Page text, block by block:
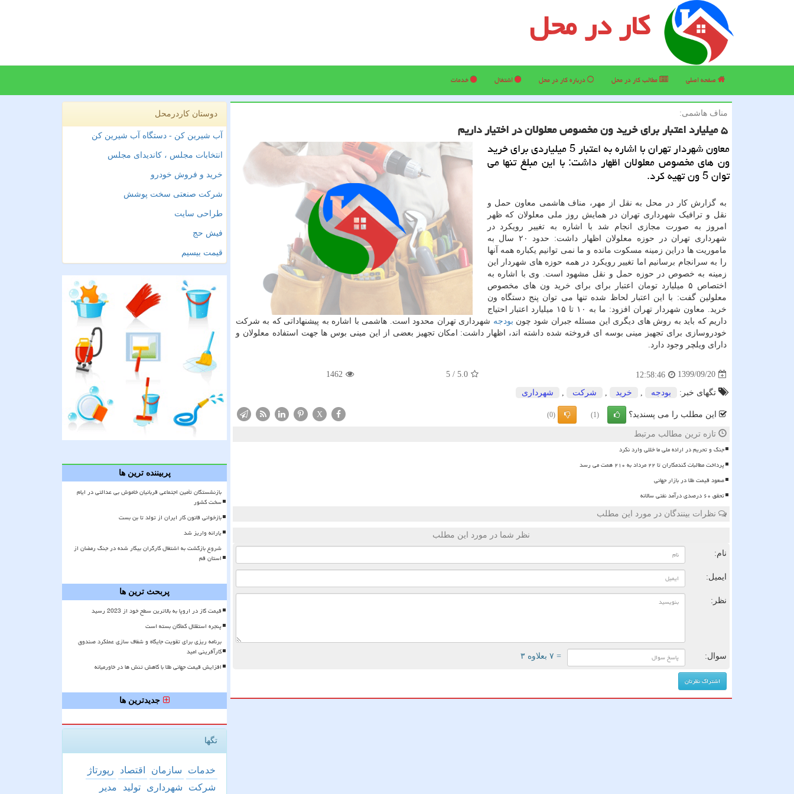
کار در محل
صفحه اصلی مطالب كار در محل درباره كار در محل اشتغال خدمات
مناف هاشمی:
۵ میلیارد اعتبار برای خرید ون مخصوص معلولان در اختیار داریم
معاون شهردار تهران با اشاره به اعتبار 5 میلیاردی برای خرید
ون های مخصوص معلولان اظهار داشت: با این مبلغ تنها می
توان 5 ون تهیه کرد.
به گزارش کار در محل به نقل از مهر، مناف هاشمی معاون حمل و
نقل و ترافیک شهرداری تهران در همایش روز ملی معلولان که ظهر
امروز به صورت مجازی انجام شد با اشاره به تغییر رویکرد در
شهرداری تهران در حوزه معلولان اظهار داشت: حدود ۲۰ سال به
ماموریت ها دراین زمینه مسکوت مانده و ما نمی توانیم یکباره همه آنها
را به سرانجام برسانیم اما تغییر رویکرد در همه حوزه های شهردار این
زمینه به خصوص در حوزه حمل و نقل مشهود است. وی با اشاره به
اختصاص ۵ میلیارد تومان اعتبار برای برای خرید ون های مخصوص
معلولین گفت: با این اعتبار لحاظ شده تنها می توان پنج دستگاه ون
خرید. معاون شهردار تهران افزود: ما به ۱۰ تا ۱۵ میلیارد اعتبار احتیاج
داریم که باید به روش های دیگری این مسئله جبران شود چون بودجه شهرداری تهران محدود است. هاشمی با اشاره به پیشنهاداتی که به شرکت
خودروسازی برای تجهیز مینی بوسه ای فروخته شده داشته اند، اظهار داشت: امکان تجهیز بعضی از این مینی بوس ها جهت استفاده معلولان و
دارای ویلچر وجود دارد.
1399/09/20
12:58:46
5.0
/
5
1462
تگهای خبر: بودجه خرید شركت شهرداری
این مطلب را می پسندید؟ (1)
(0)
X
تازه ترین مطالب مرتبط
جنگ و تحریم در اراده ملی ما خللی وارد نکرد
پرداخت مطالبات گندمکاران تا ۲۲ مرداد به ۲۱۰ همت می رسد
صعود قیمت طلا در بازار جهانی
تحقق ۶۰ درصدی درآمد نفتی سالانه
نظرات بینندگان در مورد این مطلب
نظر شما در مورد این مطلب
نام:
ایمیل:
نظر:
سوال: = ۷ بعلاوه ۳
دوستان کاردرمحل
آب شیرین کن - دستگاه آب شیرین کن
انتخابات مجلس ، کاندیدای مجلس
خرید و فروش خودرو
شرکت صنعتی سخت پوشش
طراحی سایت
فیش حج
قیمت بیسیم
پربیننده ترین ها
بازنشستگان تأمین اجتماعی قربانیان خاموش بی عدالتی در ایام
سخت کشور
بازخوانی قانون کار ایران از تولد تا بن بست
یارانه واریز شد
شروع بازگشت به اشتغال کارگران بیکار شده در جنگ رمضان از
استان قم
پربحث ترین ها
قیمت گاز در اروپا به بالاترین سطح خود از 2023 رسید
پنجره استقلال کماکان بسته است
برنامه ریزی برای تقویت جایگاه و شفاف سازی عملکرد صندوق
کارآفرینی امید
افزایش قیمت جهانی طلا با کاهش تنش ها در خاورمیانه
جدیدترین ها
تگها
خدمات سازمان اقتصاد
رپورتاژ
شركت
شهرداری تولید مدیر